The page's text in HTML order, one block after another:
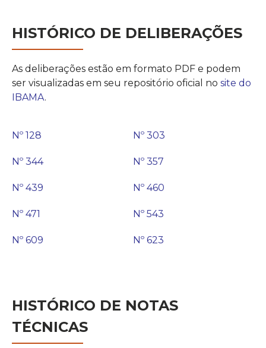
HISTÓRICO DE DELIBERAÇÕES
As deliberações estão em formato PDF e podem
ser visualizadas em seu repositório oficial no site do
IBAMA.
Nº 128 Nº 303
Nº 344 Nº 357
Nº 439 Nº 460
Nº 471 Nº 543
Nº 609 Nº 623
HISTÓRICO DE NOTAS
TÉCNICAS